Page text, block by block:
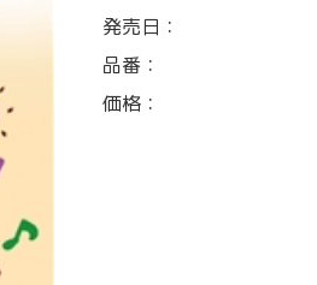
発売日：
品番：
価格：